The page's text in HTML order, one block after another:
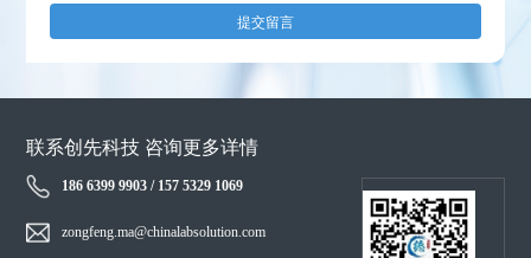
提交留言
联系创先科技 咨询更多详情
186 6399 9903 / 157 5329 1069
zongfeng.ma@chinalabsolution.com